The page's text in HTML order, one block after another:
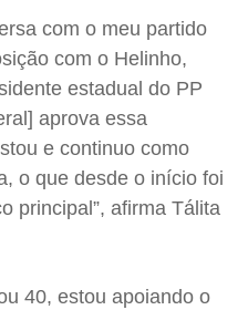
com o meu partido
com o Helinho,
estadual do PP
aprova essa
e continuo como
o que desde o início foi
principal”, afirma Tálita
40, estou apoiando o